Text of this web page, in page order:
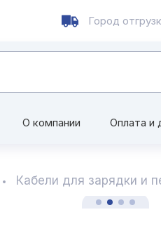
Город
О компании Оплата и
Кабели для зарядки и